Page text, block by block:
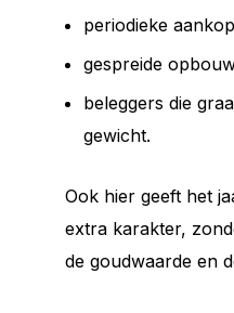
periodieke
gespreide
beleggers die
gewicht.
Ook hier geeft het
extra karakter,
de goudwaarde en